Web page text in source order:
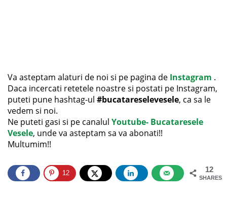
Va asteptam alaturi de noi si pe pagina de Instagram .
Daca incercati retetele noastre si postati pe Instagram,
puteti pune hashtag-ul #bucatareselevesele, ca sa le
vedem si noi.
Ne puteti gasi si pe canalul Youtube- Bucataresele
Vesele, unde va asteptam sa va abonati!!
Multumim!!
12
SHARES
12